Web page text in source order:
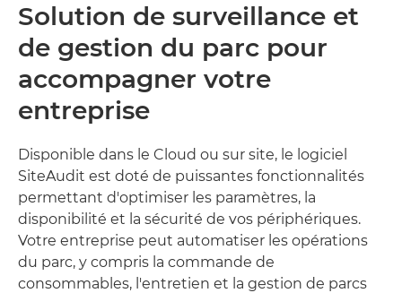
Solution de surveillance et
de gestion du parc pour
accompagner votre
entreprise
Disponible dans le Cloud ou sur site, le logiciel
SiteAudit est doté de puissantes fonctionnalités
permettant d'optimiser les paramètres, la
disponibilité et la sécurité de vos périphériques.
Votre entreprise peut automatiser les opérations
du parc, y compris la commande de
consommables, l'entretien et la gestion de parcs